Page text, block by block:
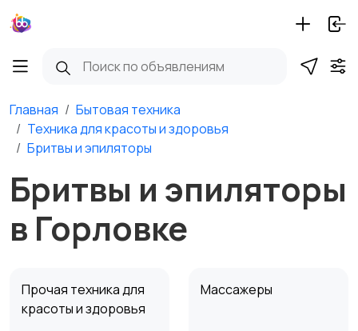
Главная
Бытовая техника
Техника для красоты и здоровья
Бритвы и эпиляторы
Бритвы и эпиляторы
в Горловке
Прочая техника для
красоты и здоровья
Массажеры